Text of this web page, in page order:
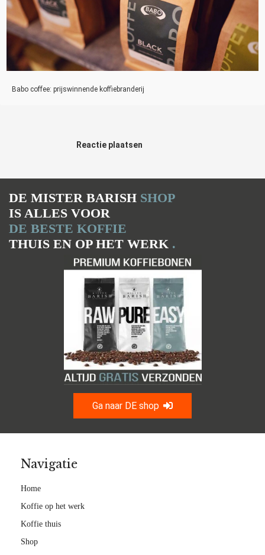
Babo coffee: prijswinnende koffiebranderij
Reactie plaatsen
DE MISTER BARISH SHOP
IS ALLES VOOR
DE BESTE KOFFIE
THUIS EN OP HET WERK .
Ga naar DE shop
Navigatie
Home
Koffie op het werk
Koffie thuis
Shop